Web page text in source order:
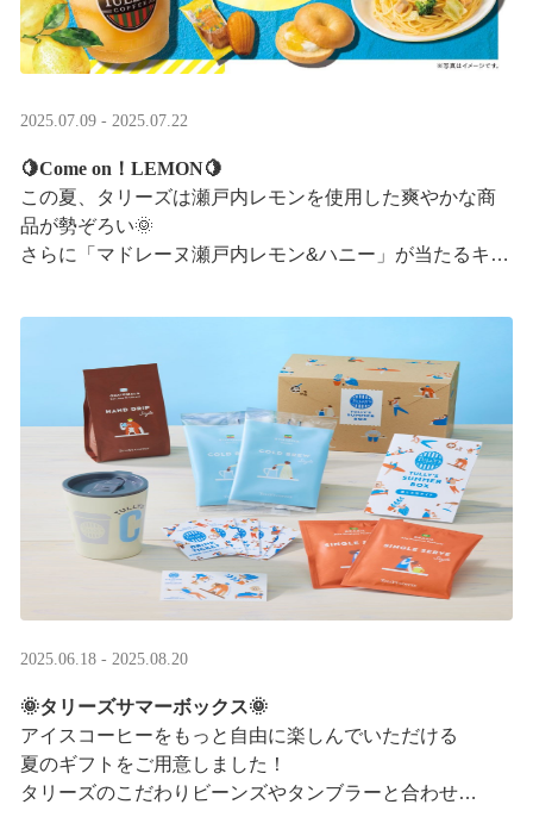
2025.07.09 - 2025.07.22
🍋Come on！LEMON🍋
この夏、タリーズは瀬戸内レモンを使用した爽やかな商
品が勢ぞろい🌞
さらに「マドレーヌ瀬戸内レモン&ハニー」が当たるキャ
2025.06.18 - 2025.08.20
🌞タリーズサマーボックス🌞
アイスコーヒーをもっと自由に楽しんでいただける
夏のギフトをご用意しました！
タリーズのこだわりビーンズやタンブラーと合わせ、